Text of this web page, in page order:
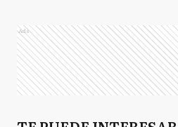
Ads